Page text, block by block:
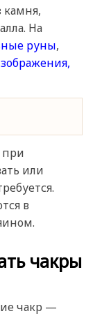
На
руны,
при
или
в
чакры
чакр —